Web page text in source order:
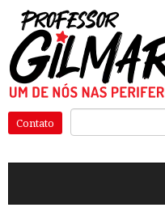
Pular
para
o
conteúdo
Contato